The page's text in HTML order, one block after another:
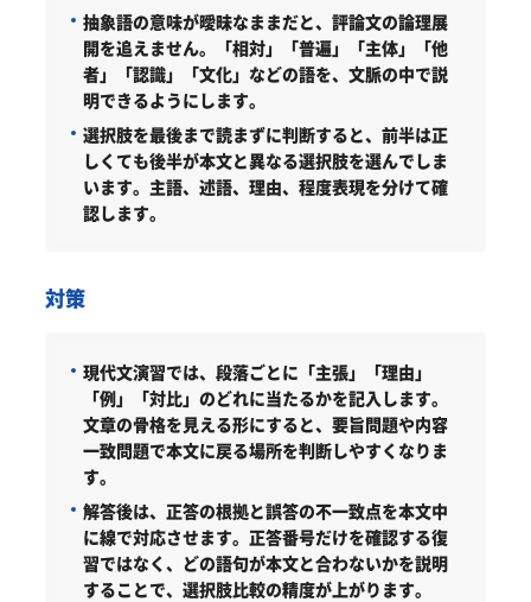
抽象語の意味が曖昧なままだと、評論文の論理展
開を追えません。「相対」「普遍」「主体」「他
者」「認識」「文化」などの語を、文脈の中で説
明できるようにします。
選択肢を最後まで読まずに判断すると、前半は正
しくても後半が本文と異なる選択肢を選んでしま
います。主語、述語、理由、程度表現を分けて確
認します。
対策
現代文演習では、段落ごとに「主張」「理由」
「例」「対比」のどれに当たるかを記入します。
文章の骨格を見える形にすると、要旨問題や内容
一致問題で本文に戻る場所を判断しやすくなりま
す。
解答後は、正答の根拠と誤答の不一致点を本文中
に線で対応させます。正答番号だけを確認する復
習ではなく、どの語句が本文と合わないかを説明
することで、選択肢比較の精度が上がります。